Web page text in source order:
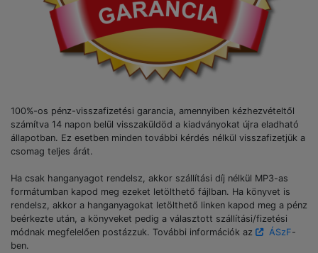
100%-os pénz-visszafizetési garancia, amennyiben kézhezvételtől
számítva 14 napon belül visszaküldöd a kiadványokat újra eladható
állapotban. Ez esetben minden további kérdés nélkül visszafizetjük a
csomag teljes árát.
Ha csak hanganyagot rendelsz, akkor szállítási díj nélkül MP3-as
formátumban kapod meg ezeket letölthető fájlban. Ha könyvet is
rendelsz, akkor a hanganyagokat letölthető linken kapod meg a pénz
beérkezte után, a könyveket pedig a választott szállítási/fizetési
módnak megfelelően postázzuk. További információk az
ÁSzF-
ben.